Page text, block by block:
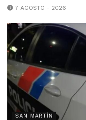
7 AGOSTO - 2026
SAN MARTÍN